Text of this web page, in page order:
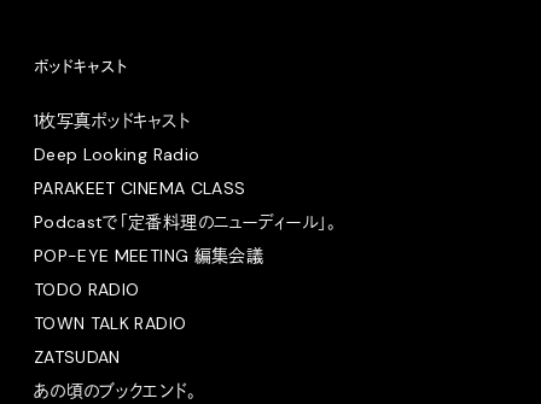
ポッドキャスト
1枚写真ポッドキャスト
Deep Looking Radio
PARAKEET CINEMA CLASS
Podcastで「定番料理のニューディール」。
POP-EYE MEETING 編集会議
TODO RADIO
TOWN TALK RADIO
ZATSUDAN
あの頃のブックエンド。